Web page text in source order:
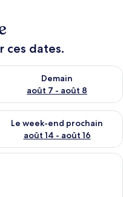
ces dates.
6 - août 7
Demain
août 7 - août 8
la disponibilité pour
end août 7 - août 9
Le week-end prochain
août 14 - août 16
la disponibilité pour
chambre d’hôtel avec un lit,